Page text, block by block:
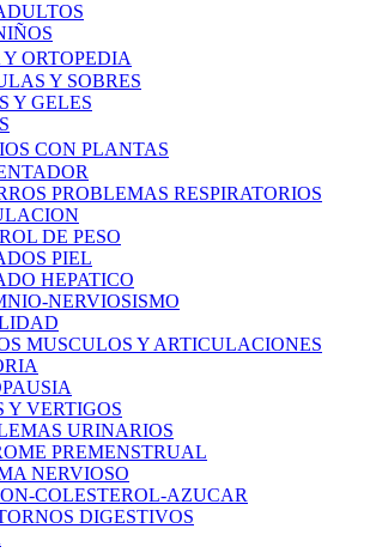
ORTOPEDIA
Y SOBRES
Y GELES
CON PLANTAS
PROBLEMAS RESPIRATORIOS
DE PESO
PIEL
HEPATICO
NERVIOSISMO
MUSCULOS Y ARTICULACIONES
Y VERTIGOS
URINARIOS
PREMENSTRUAL
NERVIOSO
COLESTEROL-AZUCAR
DIGESTIVOS